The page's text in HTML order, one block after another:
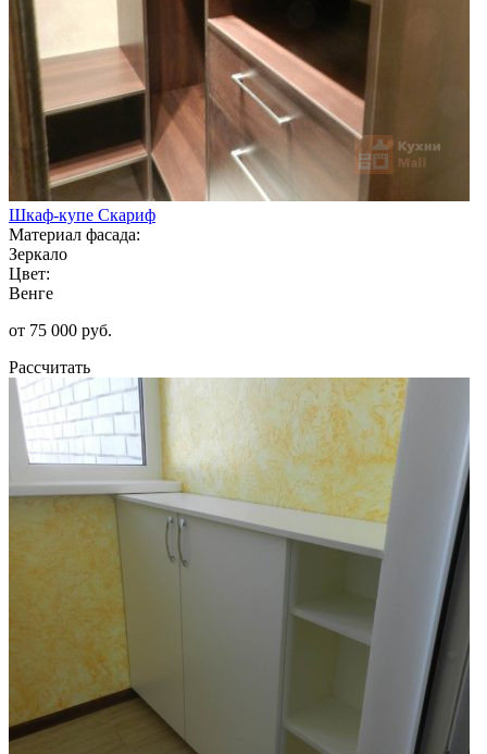
Шкаф-купе Скариф
Материал фасада:
Зеркало
Цвет:
Венге
от 75 000 руб.
Рассчитать